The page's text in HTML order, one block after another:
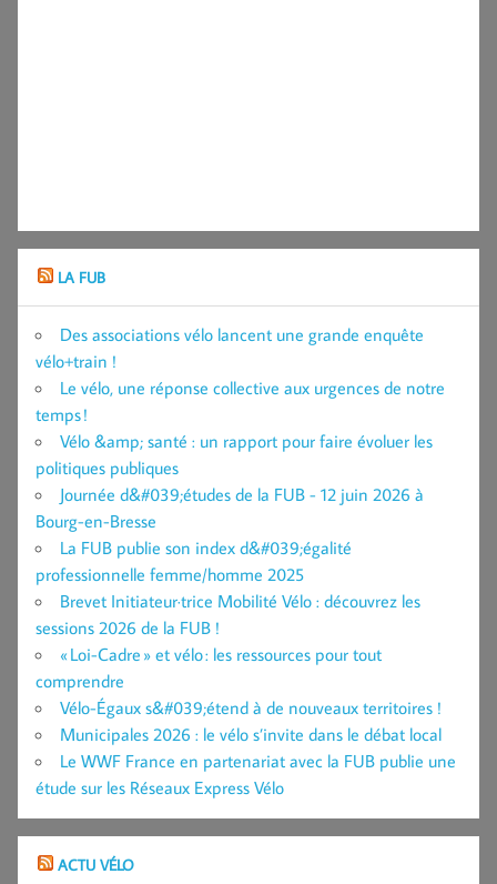
LA FUB
Des associations vélo lancent une grande enquête
vélo+train !
Le vélo, une réponse collective aux urgences de notre
temps !
Vélo &amp; santé : un rapport pour faire évoluer les
politiques publiques
Journée d&#039;études de la FUB - 12 juin 2026 à
Bourg-en-Bresse
La FUB publie son index d&#039;égalité
professionnelle femme/homme 2025
Brevet Initiateur·trice Mobilité Vélo : découvrez les
sessions 2026 de la FUB !
« Loi-Cadre » et vélo : les ressources pour tout
comprendre
Vélo-Égaux s&#039;étend à de nouveaux territoires !
Municipales 2026 : le vélo s’invite dans le débat local
Le WWF France en partenariat avec la FUB publie une
étude sur les Réseaux Express Vélo
ACTU VÉLO